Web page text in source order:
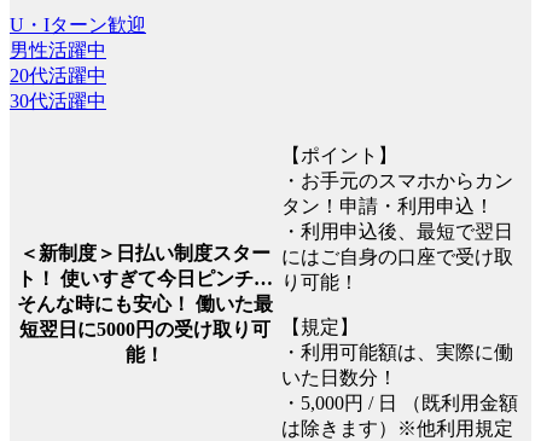
U・Iターン歓迎
男性活躍中
20代活躍中
30代活躍中
＜新制度＞日払い制度スター
ト！ 使いすぎて今日ピンチ…
そんな時にも安心！ 働いた最
短翌日に5000円の受け取り可
能！
【ポイント】
・お手元のスマホからカン
タン！申請・利用申込！
・利用申込後、最短で翌日
にはご自身の口座で受け取
り可能！
【規定】
・利用可能額は、実際に働
いた日数分！
・5,000円 / 日 （既利用金額
は除きます）※他利用規定